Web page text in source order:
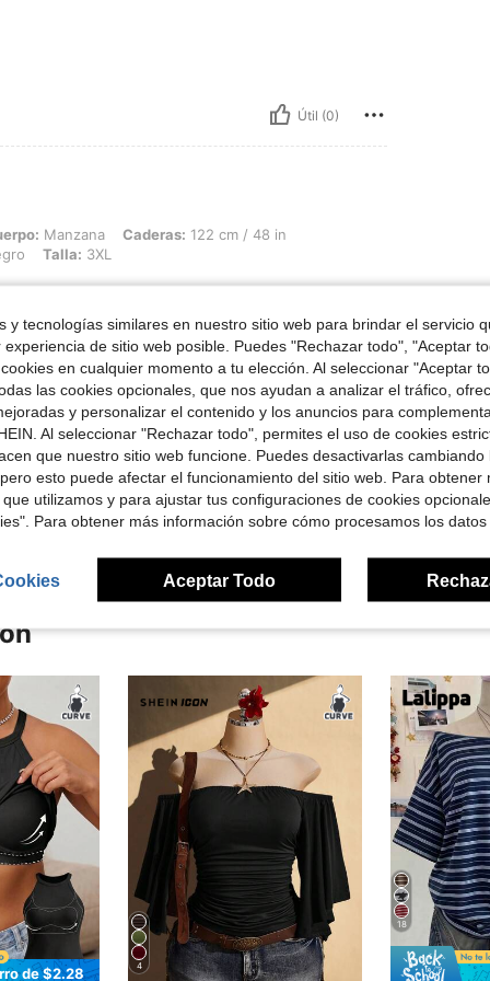
Útil (0)
Caderas: 122 cm / 48 in, Cintura: 121 cm / 48 in, Busto: 141 cm / 55.5 in,
Manzana Caderas: 122 cm / 48 in
Talla: 3XL
this shirt
Útil (0)
de $2.28 4
18
y tecnologías similares en nuestro sitio web para brindar el servicio
de sitio web posible. Puedes "Rechazar todo", "Aceptar
en cualquier momento a tu elección. Al seleccionar "Aceptar
las cookies opcionales, que nos ayudan a analizar el tráfico,
y personalizar el contenido y los anuncios para
Al seleccionar "Rechazar todo", permites el uso de cookies
que nuestro sitio web funcione. Puedes desactivarlas cambiando
esto puede afectar el funcionamiento del sitio web. Para obtener
utilizamos y para ajustar tus configuraciones de cookies
Para obtener más información sobre cómo procesamos los datos
Aceptar Todo